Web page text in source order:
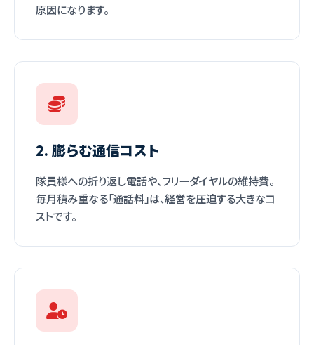
原因になります。
2. 膨らむ通信コスト
隊員様への折り返し電話や、フリーダイヤルの維持費。
毎月積み重なる「通話料」は、経営を圧迫する大きなコ
ストです。